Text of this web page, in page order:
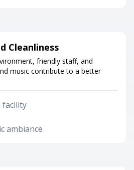
Cleanliness
friendly staff, and
music contribute to a better
facility
ambiance